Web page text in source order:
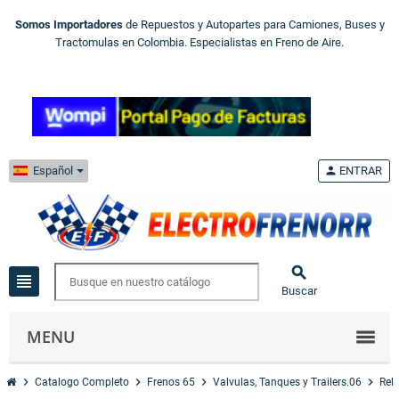
Somos Importadores de Repuestos y Autopartes para Camiones, Buses y
Tractomulas en Colombia. Especialistas en Freno de Aire.
Español
view_headline 
Buscar
person ENTRAR
MENU
chevron_right Catalogo Completo chevron_right Frenos 65 chevron_right Valvulas, Tanques y Trailers.06 chevron_right